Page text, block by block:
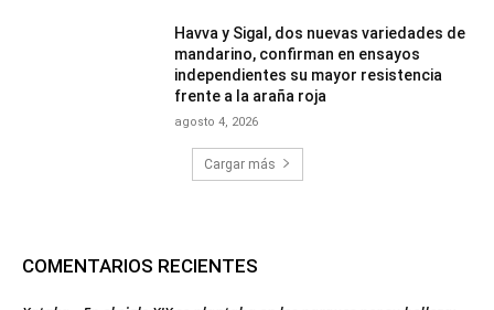
Havva y Sigal, dos nuevas variedades de
mandarino, confirman en ensayos
independientes su mayor resistencia
frente a la araña roja
agosto 4, 2026
Cargar más
COMENTARIOS RECIENTES